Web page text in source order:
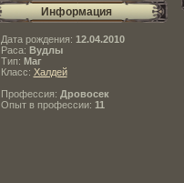
Информация
Дата рождения: 12.04.2010
Раса: Вудлы
Тип: Маг
Класс: Халдей
Профессия: Дровосек
Опыт в профессии: 11